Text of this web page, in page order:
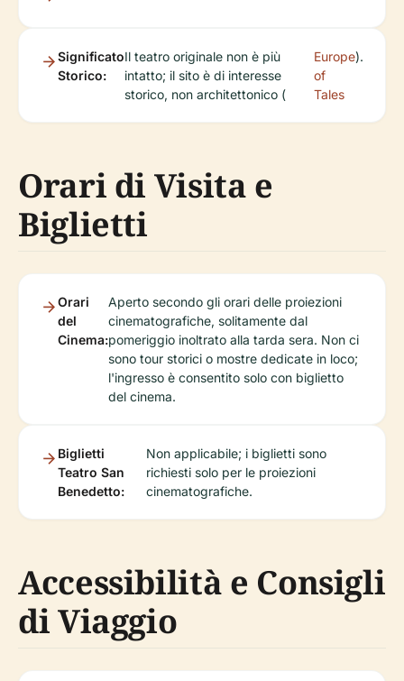
Significato
Storico:
Il teatro originale non è più
intatto; il sito è di interesse
storico, non architettonico (
Europe
of
Tales
).
Orari di Visita e
Biglietti
Orari
del
Cinema:
Aperto secondo gli orari delle proiezioni
cinematografiche, solitamente dal
pomeriggio inoltrato alla tarda sera. Non ci
sono tour storici o mostre dedicate in loco;
l'ingresso è consentito solo con biglietto
del cinema.
Biglietti
Teatro San
Benedetto:
Non applicabile; i biglietti sono
richiesti solo per le proiezioni
cinematografiche.
Accessibilità e Consigli
di Viaggio